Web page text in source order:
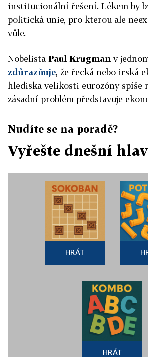
institucionální řešení. Lékem by
politická unie, pro kterou ale
vůle.
Nobelista Paul Krugman v
zdůrazňuje, že řecká nebo irská
hlediska velikosti eurozóny spíše
zásadní problém představuje
Nudíte se na poradě?
Vyřešte dnešní
HRÁT
HRÁT